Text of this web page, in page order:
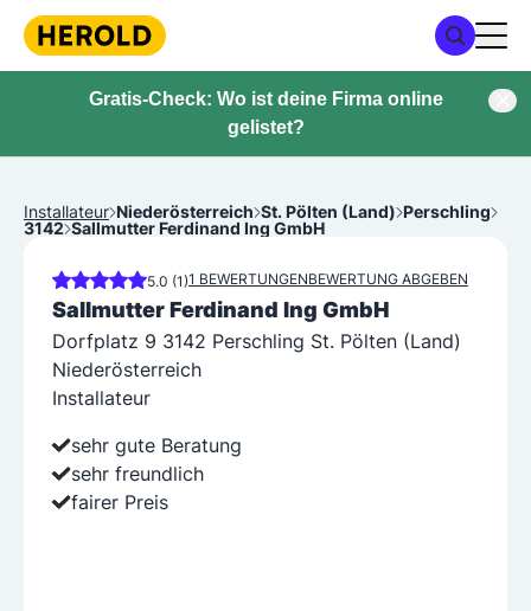
Gratis-Check: Wo ist deine Firma online
gelistet?
Installateur Niederösterreich St. Pölten (Land) Perschling
3142 Sallmutter Ferdinand Ing GmbH
5.0 (1)1 BEWERTUNGENBEWERTUNG ABGEBEN
Sallmutter Ferdinand Ing GmbH
Dorfplatz 9 3142 Perschling St. Pölten (Land)
Niederösterreich
Installateur
sehr gute Beratung
sehr freundlich
fairer Preis